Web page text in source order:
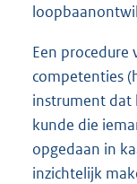
Een procedure
competenties
instrument dat
kunde die
opgedaan in
inzichtelijk